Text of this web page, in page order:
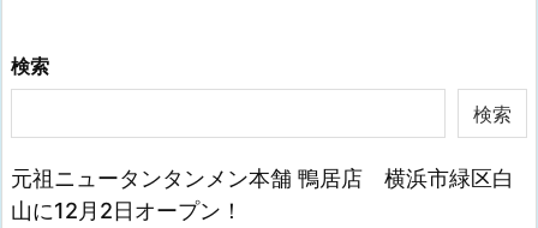
検索
検索
元祖ニュータンタンメン本舗 鴨居店 横浜市緑区白
山に12月2日オープン！